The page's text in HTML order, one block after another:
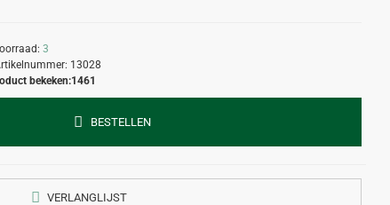
3
13028
bekeken:1461
BESTELLEN
VERLANGLIJST